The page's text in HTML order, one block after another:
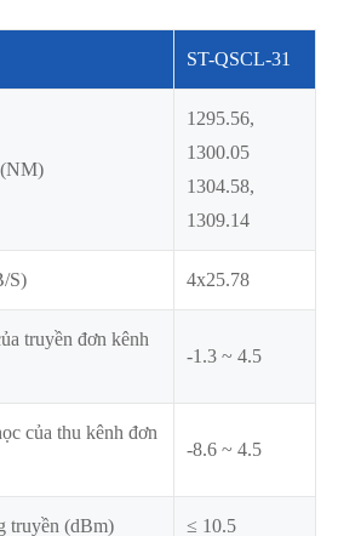
ST-QSCL-31
(NM)
1295.56,
1300.05
1304.58,
1309.14
S) 4x25.78
truyền đơn kênh
-1.3 ~ 4.5
của thu kênh đơn
-8.6 ~ 4.5
truyền (dBm) ≤ 10.5